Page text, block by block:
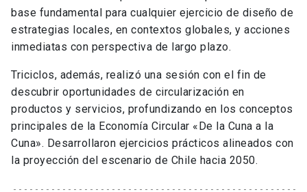
tomar decisiones responsables en el presente. Es una
base fundamental para cualquier ejercicio de diseño de
estrategias locales, en contextos globales, y acciones
Triciclos, además, realizó una sesión con el fin de
descubrir oportunidades de circularización en
productos y servicios, profundizando en los conceptos
principales de la Economía Circular «De la Cuna a la
Cuna». Desarrollaron ejercicios prácticos alineados con